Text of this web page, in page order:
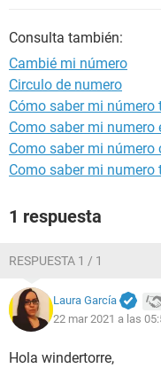
Consulta también:
Cambié mi número
Circulo de numero
Cómo saber mi número
Como saber mi numero
Como saber mi número
Como saber mi numero
1 respuesta
RESPUESTA 1 / 1
Laura García
22 mar 2021 a las
Hola windertorre,